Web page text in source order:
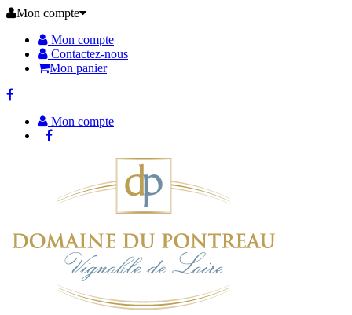
Mon compte
Mon compte
Contactez-nous
Mon panier
Mon compte